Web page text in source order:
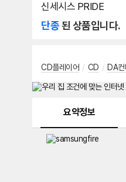
신세시스 PRIDE
단종된 상품입니다.
CD플레이어 / CD / DA컨
요약정보